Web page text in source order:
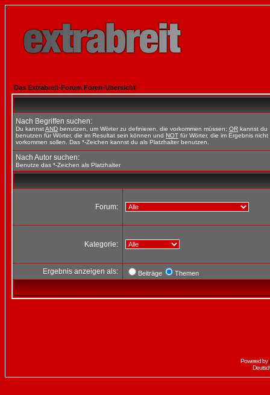
Das Extrabreit-Forum Foren-Übersicht
Nach Begriffen suchen:
Du kannstAND benutzen, um Wörter zu definieren, die vorkommen müssen; OR kannst du
benutzen für Wörter, die im Resultat sein können und NOT für Wörter, die im Ergebnis nicht
vorkommen sollen. Das *-Zeichen kannst du als Platzhalter benutzen.
Nach Autor suchen:
Benutze das *-Zeichen als Platzhalter
Forum:
Kategorie:
Ergebnis anzeigen als: Beiträge Themen
Powered by